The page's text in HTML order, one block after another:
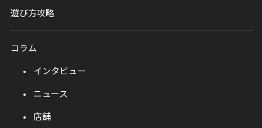
遊び方攻略
コラム
インタビュー
ニュース
店舗